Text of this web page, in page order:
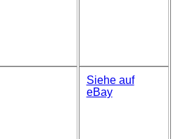
Siehe auf
eBay